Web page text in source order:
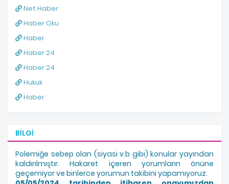
Net Haber
Haber Oku
Haber
Haber 24
Haber 24
Hukuk
Haber
BILGI
Polemiğe sebep olan (siyasi v.b gibi) konular yayından
kaldırılmıştır. Hakaret içeren yorumların önüne
geçemiyor ve binlerce yorumun takibini yapamıyoruz.